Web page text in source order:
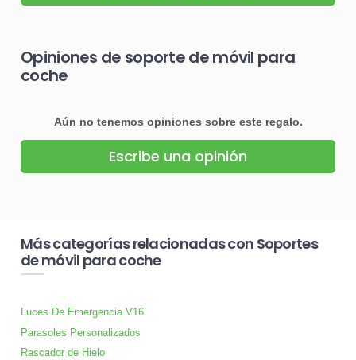
Opiniones de soporte de móvil para
coche
Aún no tenemos opiniones sobre este regalo.
Escribe una opinión
Más categorías relacionadas con Soportes
de móvil para coche
Luces De Emergencia V16
Parasoles Personalizados
Rascador de Hielo